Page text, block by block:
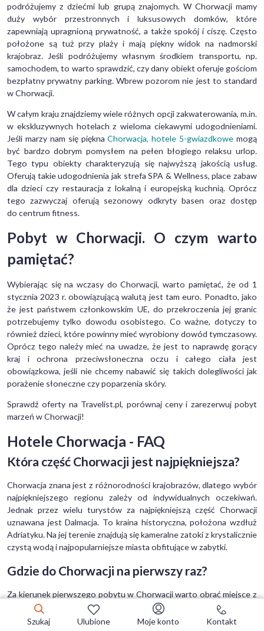
podróżujemy z dziećmi lub grupą znajomych. W Chorwacji mamy
duży wybór przestronnych i luksusowych domków, które
zapewniają upragnioną prywatność, a także spokój i ciszę. Często
położone są tuż przy plaży i mają piękny widok na nadmorski
krajobraz. Jeśli podróżujemy własnym środkiem transportu, np.
samochodem, to warto sprawdzić, czy dany obiekt oferuje gościom
bezpłatny prywatny parking. Wbrew pozorom nie jest to standard
w Chorwacji.
W całym kraju znajdziemy wiele różnych opcji zakwaterowania, m.in.
w ekskluzywnych hotelach z wieloma ciekawymi udogodnieniami.
Jeśli marzy nam się pięknaChorwacja, hotele 5-gwiazdkowe mogą
być bardzo dobrym pomysłem na pełen błogiego relaksu urlop.
Tego typu obiekty charakteryzują się najwyższą jakością usług.
Oferują takie udogodnienia jak strefa SPA & Wellness, place zabaw
dla dzieci czy restauracja z lokalną i europejską kuchnią. Oprócz
tego zazwyczaj oferują sezonowy odkryty basen oraz dostęp
do centrum fitness.
Pobyt w Chorwacji. O czym warto
pamiętać?
Wybierając się na wczasy do Chorwacji, warto pamiętać, że od 1
stycznia 2023 r. obowiązującą walutą jest tam euro. Ponadto, jako
że jest państwem członkowskim UE, do przekroczenia jej granic
potrzebujemy tylko dowodu osobistego. Co ważne, dotyczy to
również dzieci, które powinny mieć wyrobiony dowód tymczasowy.
Oprócz tego należy mieć na uwadze, że jest to naprawdę gorący
kraj i ochrona przeciwsłoneczna oczu i całego ciała jest
obowiązkowa, jeśli nie chcemy nabawić się takich dolegliwości jak
porażenie słoneczne czy poparzenia skóry.
Sprawdź oferty na Travelist.pl, porównaj ceny i zarezerwuj pobyt
marzeń w Chorwacji!
Hotele Chorwacja - FAQ
Która część Chorwacji jest najpiękniejsza?
Chorwacja znana jest z różnorodności krajobrazów, dlatego wybór
najpiękniejszego regionu zależy od indywidualnych oczekiwań.
Jednak przez wielu turystów za najpiękniejszą część Chorwacji
uznawana jest Dalmacja. To kraina historyczna, położona wzdłuż
Adriatyku. Na jej terenie znajdują się kameralne zatoki z krystalicznie
czystą wodą i najpopularniejsze miasta obfitujące w zabytki.
Gdzie do Chorwacji na pierwszy raz?
Za kierunek pierwszego pobytu w Chorwacji warto obrać miejsce z
łatwym dojazdem i rozbudowaną infrastrukturą turystyczną. Znane
miejsca, takie jak np. Split, Istria, Pag czy Zadar pozwalają połączyć
Szukaj Ulubione Moje konto Kontakt